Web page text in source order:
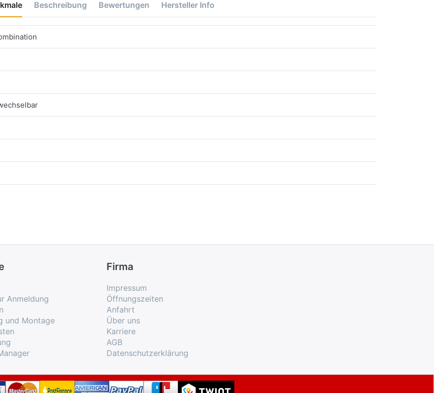
Beschreibung Bewertungen Hersteller Info
Anmeldung
und Montage
Firma
Impressum
Öffnungszeiten
Anfahrt
Über uns
Karriere
AGB
Datenschutzerklärung